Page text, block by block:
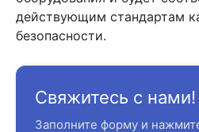
действующим стандартам
безопасности.
Свяжитесь с нами!
Заполните форму и